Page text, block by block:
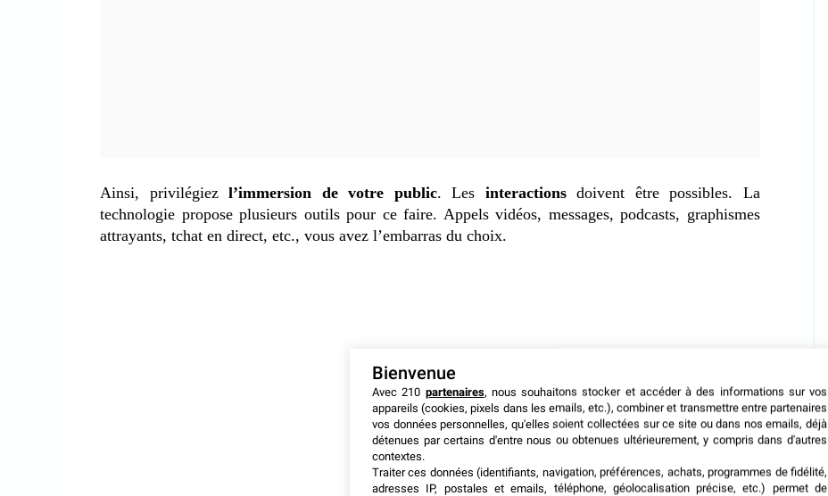
Ainsi, privilégiezl’immersion de votre public. Les interactionsdoivent être possibles. La
technologie propose plusieurs outils pour ce faire. Appels vidéos, messages, podcasts, graphismes
attrayants, tchat en direct, etc., vous avez l’embarras du choix.
Bienvenue
Avec 210 partenaires, nous souhaitons stocker et accéder à des informations sur vos
appareils (cookies, pixels dans les emails, etc.), combiner et transmettre entre partenaires
vos données personnelles, qu'elles soient collectées sur ce site ou dans nos emails, déjà
détenues par certains d'entre nous ou obtenues ultérieurement, y compris dans d'autres
contextes.
Traiter ces données (identifiants, navigation, préférences, achats, programmes de fidélité,
adresses IP, postales et emails, téléphone, géolocalisation précise, etc.) permet de